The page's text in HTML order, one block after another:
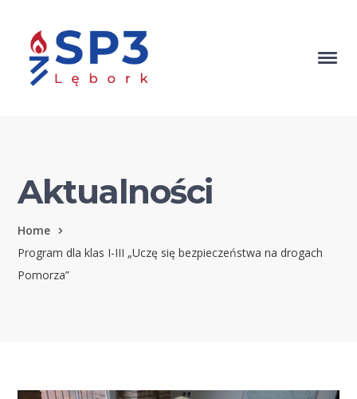
Aktualności
Home
Program dla klas I-III „Uczę się bezpieczeństwa na drogach
Pomorza”